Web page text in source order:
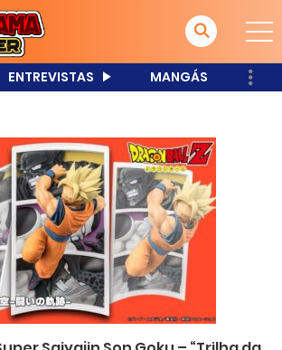
ENTREVISTAS MANGÁS